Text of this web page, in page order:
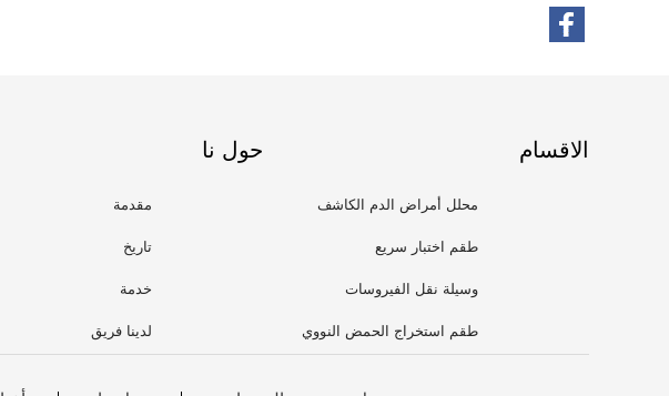
الاقسام
محلل أمراض الدم الكاشف
طقم اختبار سريع
وسيلة نقل الفيروسات
طقم استخراج الحمض النووي
حول نا
مقدمة
تاريخ
خدمة
لدينا فريق